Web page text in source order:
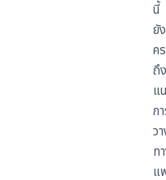
นี้
ยัง
ค
ถึง
แ
ก
ว
ท
แ